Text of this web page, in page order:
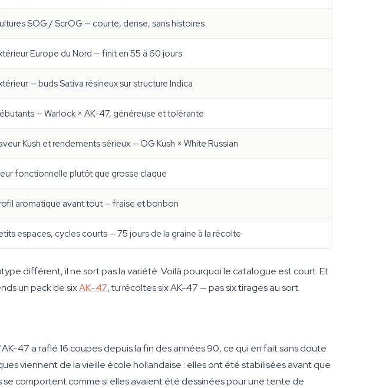
SOG / ScrOG — courte, dense, sans histoires
Europe du Nord — finit en 55 à 60 jours
— buds Sativa résineux sur structure Indica
— Warlock × AK-47, généreuse et tolérante
Kush et rendements sérieux — OG Kush × White Russian
fonctionnelle plutôt que grosse claque
aromatique avant tout — fraise et bonbon
espaces, cycles courts — 75 jours de la graine à la récolte
différent, il ne sort pas la variété. Voilà pourquoi le catalogue est court. Et
un pack de sixAK-47, tu récoltes six AK-47 — pas six tirages au sort.
47 a raflé 16 coupes depuis la fin des années 90, ce qui en fait sans doute
viennent de la vieille école hollandaise : elles ont été stabilisées avant que
comportent comme si elles avaient été dessinées pour une tente de